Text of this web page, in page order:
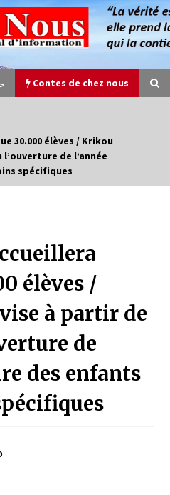
Contes de chez nous
/ L’ogresse du M’zab
30.000 élèves / Krikou
de l’année
spécifiques
élèves /
à partir de
de
des enfants